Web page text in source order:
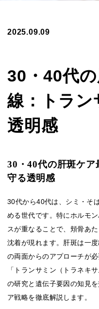
2025.09.09
30・40代
線：トラン
透明感
30・40代の肝斑ケ
守る透明感
30代から40代は、シミ・そ
める世代です。特にホルモ
スが重なることで、頬骨あ
沈着が現れます。肝斑は一
の両面からのアプローチが
「トランサミン（トラネキ
の研究と遺伝子要因の知見
ア戦略を徹底解説します。